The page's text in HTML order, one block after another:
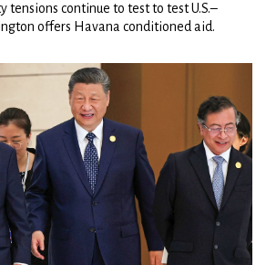
tensions continue to test to test U.S.–
offers Havana conditioned aid.